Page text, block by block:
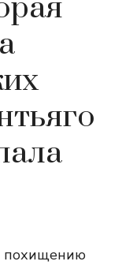
похищению